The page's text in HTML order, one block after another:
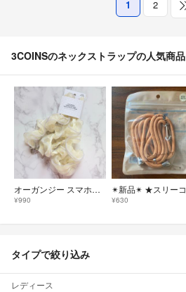
1 2
3COINSのネックストラップの人気商品
オーガンジー スマホショルダー イエロー パープル スリーコインズ
¥990 ¥630
タイプで絞り込み
レディース